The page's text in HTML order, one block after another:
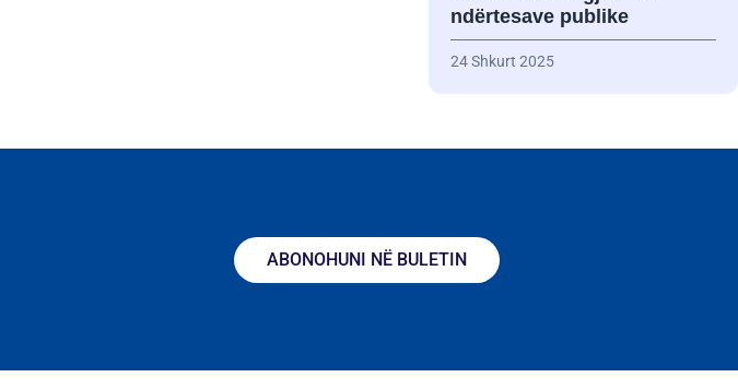
ndërtesave publike
24 Shkurt 2025
ABONOHUNI NË BULETIN